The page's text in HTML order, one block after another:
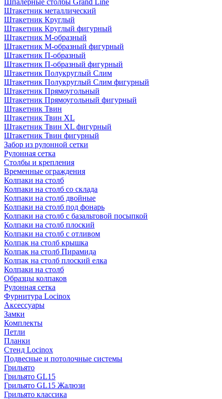
Шпалерные столбы Grand Line
Штакетник металлический
Штакетник Круглый
Штакетник Круглый фигурный
Штакетник М-образный
Штакетник М-образный фигурный
Штакетник П-образный
Штакетник П-образный фигурный
Штакетник Полукруглый Слим
Штакетник Полукруглый Слим фигурный
Штакетник Прямоугольный
Штакетник Прямоугольный фигурный
Штакетник Твин
Штакетник Твин XL
Штакетник Твин XL фигурный
Штакетник Твин фигурный
Забор из рулонной сетки
Рулонная сетка
Столбы и крепления
Временные ограждения
Колпаки на столб
Колпаки на столб со склада
Колпаки на столб двoйные
Колпаки на столб под фонарь
Колпаки на столб с базальтовой посыпкой
Колпаки на столб плоский
Колпаки на столб с отливом
Колпак на столб крышка
Колпак на столб Пирамида
Колпак на столб плоский елка
Колпаки на столб
Образцы колпаков
Рулонная сетка
Фурнитура Locinox
Аксессуары
Замки
Комплекты
Петли
Планки
Стенд Locinox
Подвесные и потолочные системы
Грильято
Грильято GL15
Грильято GL15 Жалюзи
Грильято классика